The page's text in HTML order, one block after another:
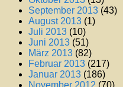
September 2013 (43)
August 2013 (1)
Juli 2013 (10)
Juni 2013 (51)
März 2013 (82)
Februar 2013 (217)
Januar 2013 (186)
November 2012 (70)